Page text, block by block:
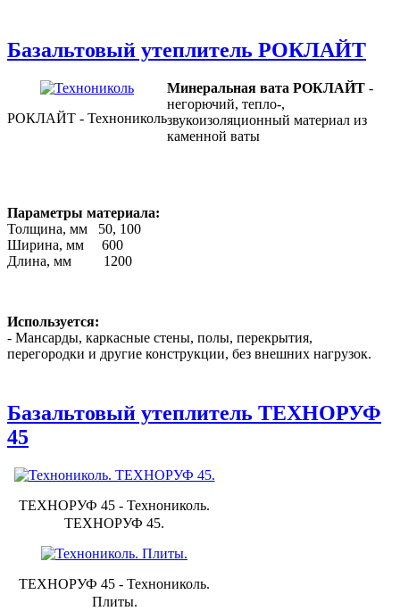
Базальтовый утеплитель РОКЛАЙТ
РОКЛАЙТ - Технониколь
Минеральная вата РОКЛАЙТ -
негорючий, тепло-,
звукоизоляционный материал из
каменной ваты
Параметры материала:
Толщина, мм 50, 100
Ширина, мм 600
Длина, мм 1200
Используется:
- Мансарды, каркасные стены, полы, перекрытия,
перегородки и другие конструкции, без внешних нагрузок.
Базальтовый утеплитель ТЕХНОРУФ
45
ТЕХНОРУФ 45 - Технониколь.
ТЕХНОРУФ 45.
ТЕХНОРУФ 45 - Технониколь.
Плиты.